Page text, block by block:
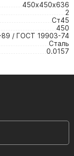
450х450х636
2
Ст45
450
/ ГОСТ 19903-74
Сталь
0.0157